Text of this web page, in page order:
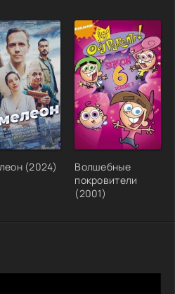
(2024)
Волшебные
покровители
(2001)